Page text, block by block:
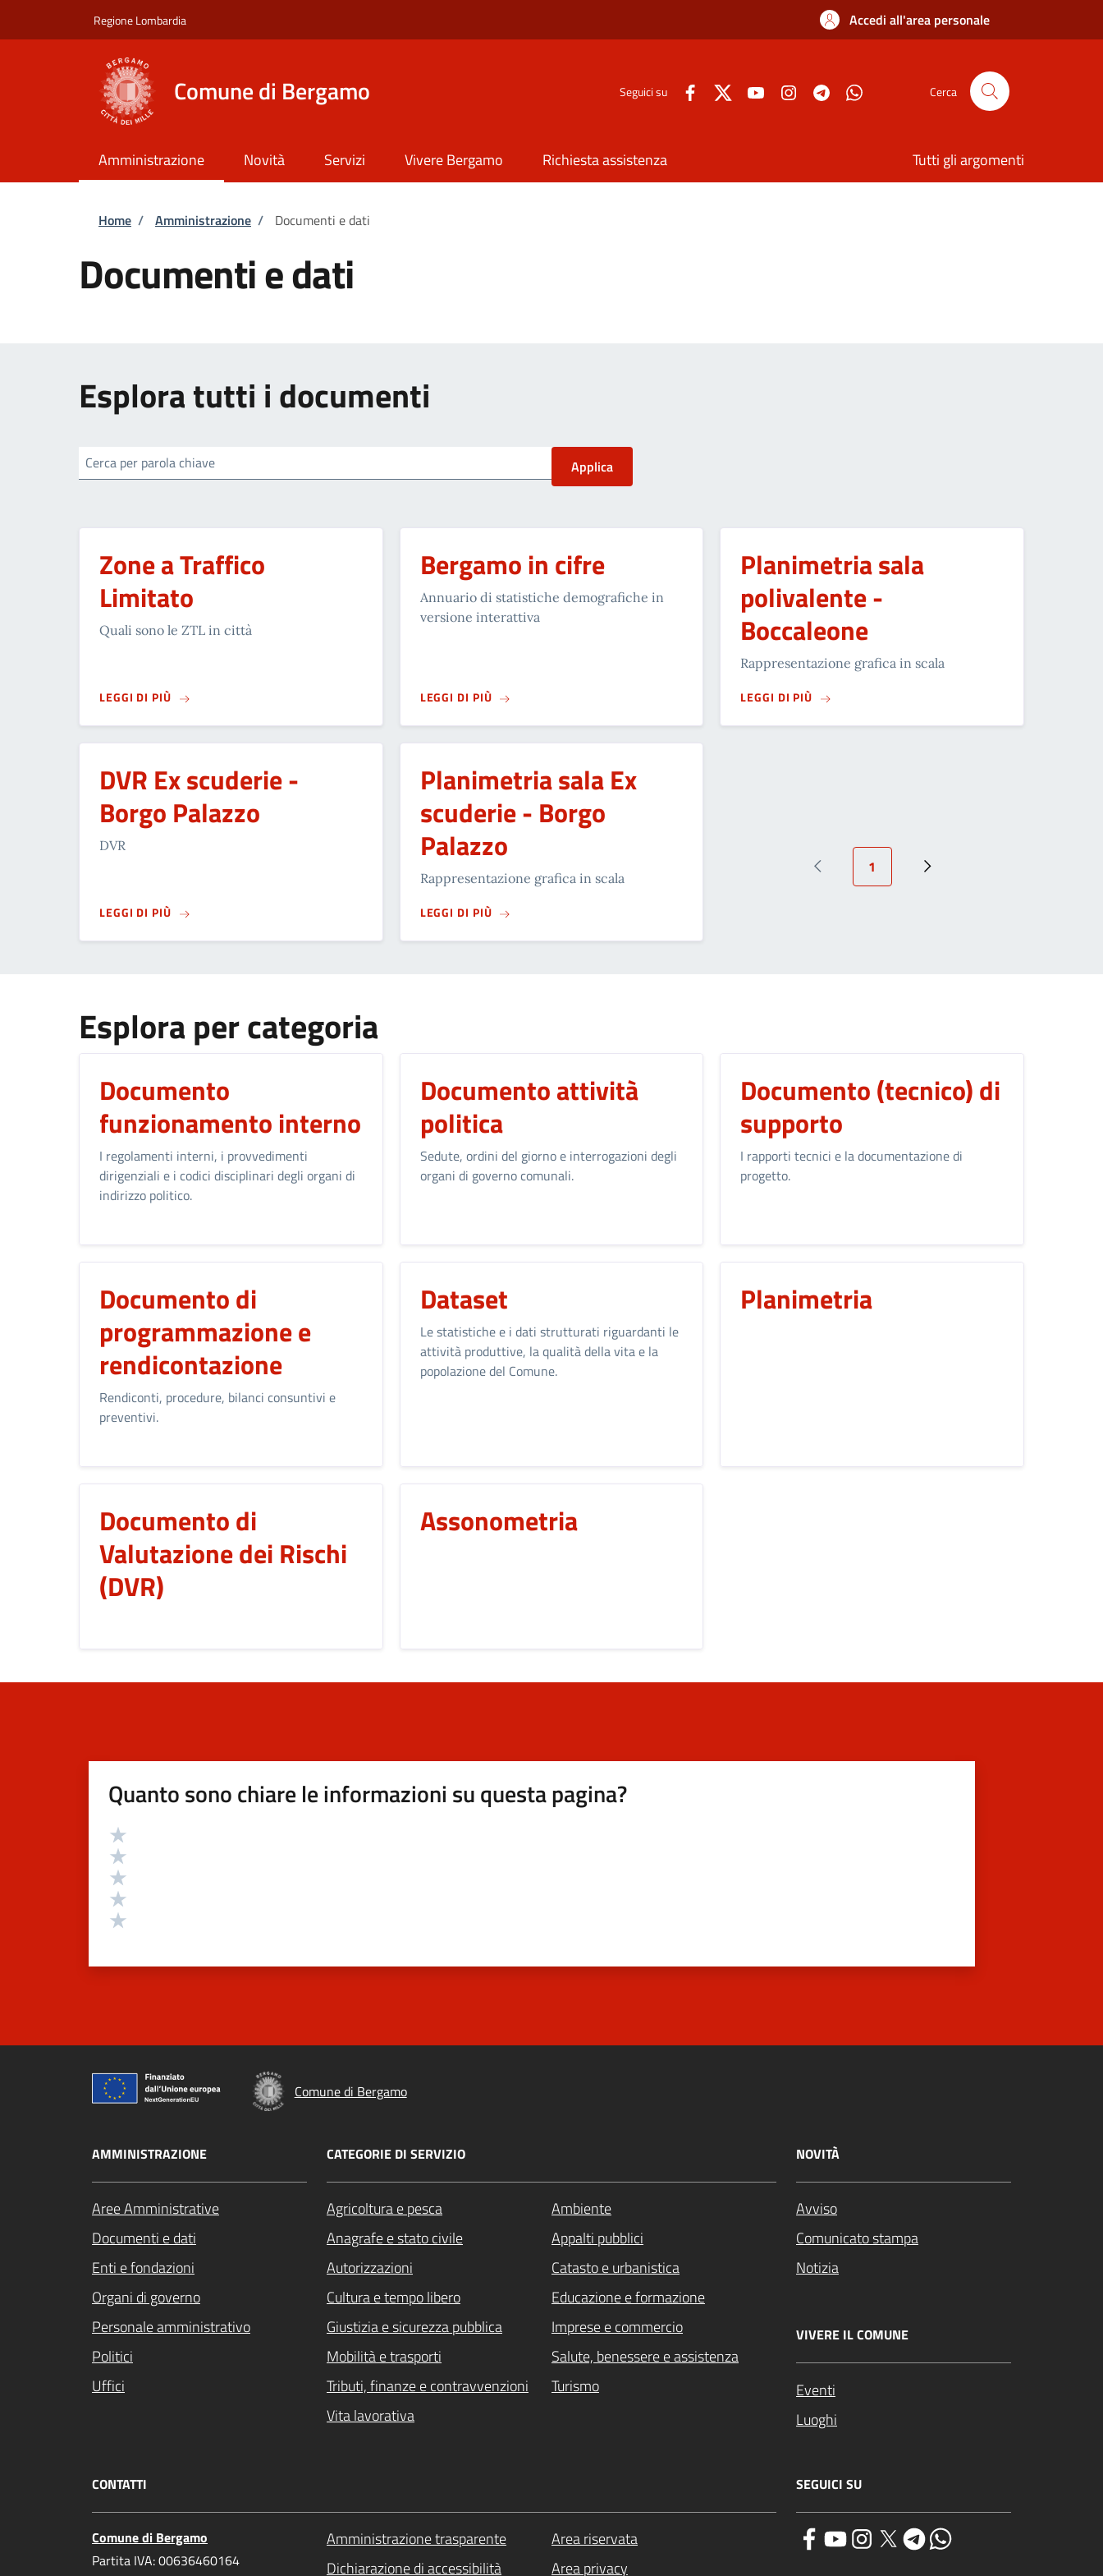
Regione Lombardia Accedi all'area personale
Comune di Bergamo Seguici su Cerca
Amministrazione Novità Servizi Vivere Bergamo Richiesta assistenza Tutti gli argomenti
Briciole di pane
Home / Amministrazione / Documenti e dati
Documenti e dati
Esplora tutti i documenti
Cerca per parola chiave
Zone a Traffico
Limitato
Quali sono le ZTL in città
LEGGI DI PIÙSUZONE A TRAFFICO LIMITATO
Bergamo in cifre
Annuario di statistiche demografiche in
versione interattiva
LEGGI DI PIÙSU
Planimetria sala
polivalente -
Boccaleone
Rappresentazione grafica in scala
LEGGI DI PIÙ SUPLANIMETRIA SALA POLIVALENTE -
DVR Ex scuderie -
Borgo Palazzo
DVR
LEGGI DI PIÙSUDVR EX SCUDERIE - BORGO PALAZZO
Planimetria sala Ex
scuderie - Borgo
Palazzo
Rappresentazione grafica in scala
LEGGI DI PIÙSU
Pagina precedente
Pagina attuale
1
Prossima pagina
Esplora per categoria
Documento
funzionamento interno
I regolamenti interni, i provvedimenti
dirigenziali e i codici disciplinari degli organi di
indirizzo politico.
Documento attività
politica
Sedute, ordini del giorno e interrogazioni degli
organi di governo comunali.
Documento (tecnico) di
supporto
I rapporti tecnici e la documentazione di
progetto.
Documento di
programmazione e
rendicontazione
Rendiconti, procedure, bilanci consuntivi e
preventivi.
Dataset
Le statistiche e i dati strutturati riguardanti le
attività produttive, la qualità della vita e la
popolazione del Comune.
Planimetria
Documento di
Valutazione dei Rischi
(DVR)
Assonometria
Quanto sono chiare le informazioni su questa pagina?
Valutazione
Comune di Bergamo
AMMINISTRAZIONE
Aree Amministrative
Documenti e dati
Enti e fondazioni
Organi di governo
Personale amministrativo
Politici
Uffici
CATEGORIE DI SERVIZIO
Agricoltura e pesca
Ambiente
Anagrafe e stato civile
Appalti pubblici
Autorizzazioni
Catasto e urbanistica
Cultura e tempo libero
Educazione e formazione
Giustizia e sicurezza pubblica
Imprese e commercio
Mobilità e trasporti
Salute, benessere e assistenza
Tributi, finanze e contravvenzioni
Turismo
Vita lavorativa
NOVITÀ
Avviso
Comunicato stampa
Notizia
VIVERE IL COMUNE
Eventi
Luoghi
CONTATTI
Comune di Bergamo
Partita IVA: 00636460164
Amministrazione trasparente
Area riservata
Dichiarazione di accessibilità
Area privacy
SEGUICI SU